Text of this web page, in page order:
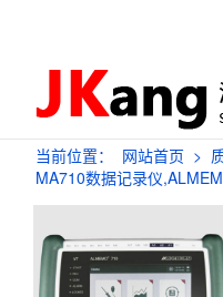
当前位置： 网站首页 >
MA710数据记录仪